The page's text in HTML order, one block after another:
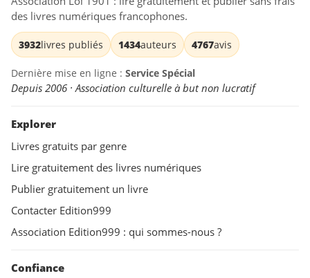
des livres numériques francophones.
3932livres publiés 1434auteurs 4767avis
Dernière mise en ligne : Service Spécial
Depuis 2006 · Association culturelle à but non lucratif
Explorer
Livres gratuits par genre
Lire gratuitement des livres numériques
Publier gratuitement un livre
Contacter Edition999
Association Edition999 : qui sommes-nous ?
Confiance